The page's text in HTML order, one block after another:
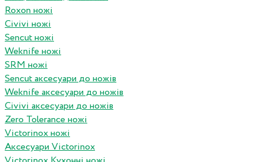
Roxon ножi
Civivi ножі
Sencut ножі
Weknife ножі
SRM ножі
Sencut аксесуари до ножів
Weknife аксесуари до ножів
Civivi аксесуари до ножів
Zero Tolerance ножі
Victorinox ножі
Аксесуари Victorinox